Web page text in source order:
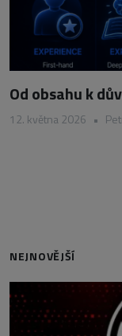
Od obsahu k
12. května 2026 •
NEJNOVĚJŠÍ